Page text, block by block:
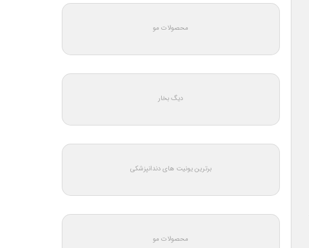
محصولات مو
دیگ بخار
برترین یونیت های دندانپزشکی
محصولات مو